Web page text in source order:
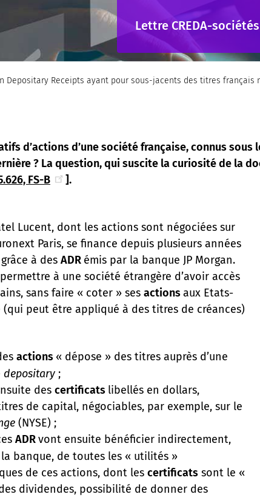
Lettre CREDA-
Depositary Receipts ayant pour sous-jacents des titres français
d’actions d’une société française, connus sous
? La question, qui suscite la curiosité de la
FS-B ].
Lucent, dont les actions sont négociées sur
Paris, se finance depuis plusieurs années
à desADR émis par la banque JP Morgan.
à une société étrangère d’avoir accès
sans faire « coter » sesactionsaux Etats-
(qui peut être appliqué à des titres de créances)
actions « dépose » des titres auprès d’une
depositary ;
descertificats libellés en dollars,
de capital, négociables, par exemple, sur le
(NYSE) ;
ADRvont ensuite bénéficier indirectement,
banque, de toutes les « utilités »
de ces actions, dont lescertificats sont le «
dividendes, possibilité de donner des